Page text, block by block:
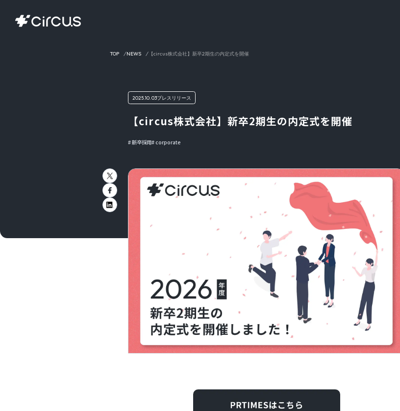
TOP NEWS 【circus株式会社】新卒2期生の内定式を開催
2025.10.03プレスリリース
【circus株式会社】新卒2期生の内定式を開催
新卒採用 corporate